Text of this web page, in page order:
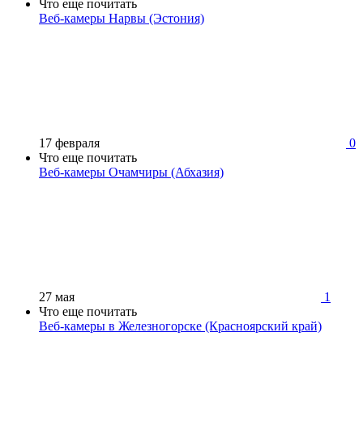
Что еще почитать
Веб-камеры Нарвы (Эстония)
17 февраля
0
Что еще почитать
Веб-камеры Очамчиры (Абхазия)
27 мая
1
Что еще почитать
Веб-камеры в Железногорске (Красноярский край)